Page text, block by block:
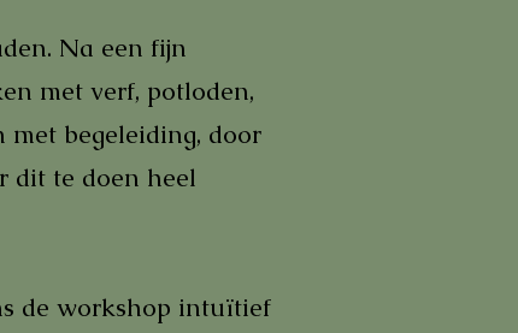
Na een fijn
met verf, potloden,
begeleiding, door
dit te doen heel
de workshop intuïtief